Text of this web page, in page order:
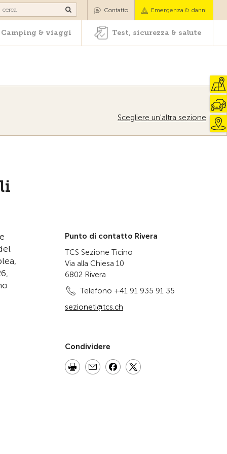
Camping & viaggi Test, sicurezza & salute
Contatto Emergenza & danni
Camping & viaggi Test, sicurezza & salute
Scegliere un'altra sezione
Punto di contatto Rivera
TCS Sezione Ticino
Via alla Chiesa 10
6802 Rivera
Telefono +41 91 935 91 35
sezioneti@tcs.ch
Condividere